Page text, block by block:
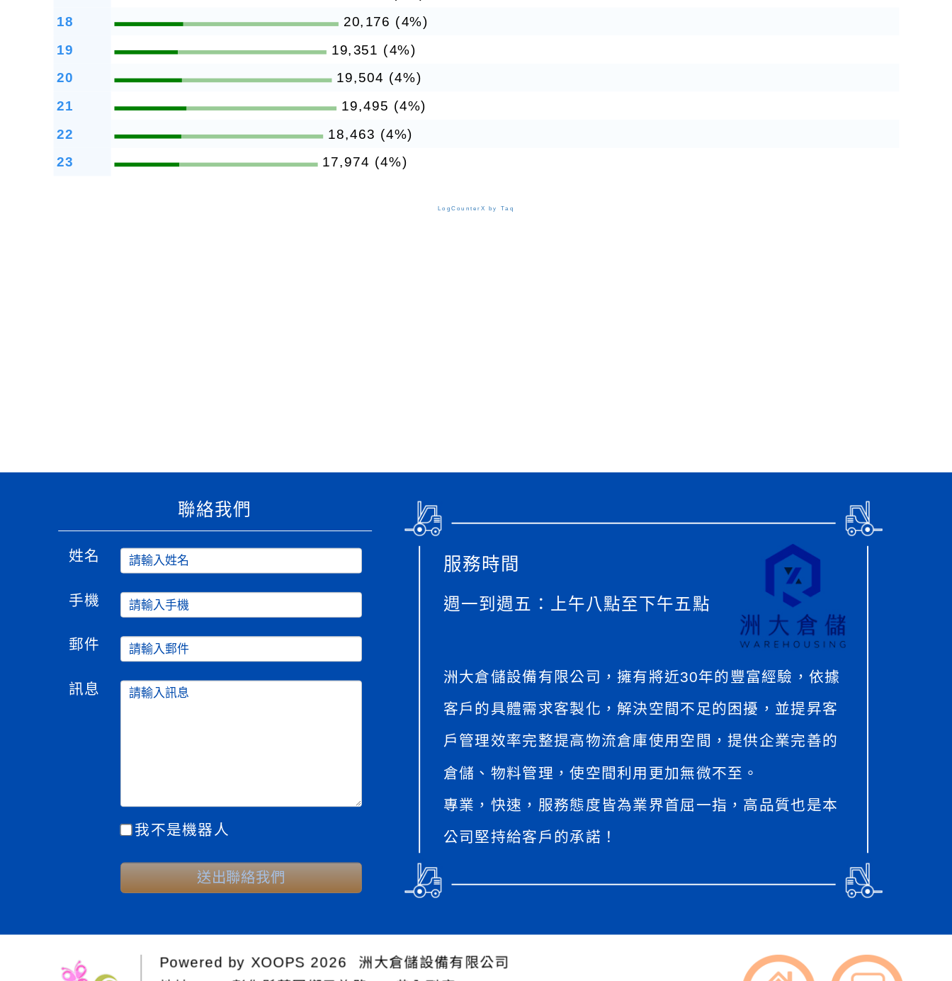
18
20,176 (4%)
19
19,351 (4%)
20
19,504 (4%)
21
19,495 (4%)
22
18,463 (4%)
23
17,974 (4%)
LogCounterX by Taq
聯絡我們
姓名
手機
郵件
訊息
我不是機器人
送出聯絡我們
服務時間
週一到週五：上午八點至下午五點
洲大倉儲設備有限公司，擁有將近30年的豐富經驗，依據
客戶的具體需求客製化，解決空間不足的困擾，並提昇客
戶管理效率完整提高物流倉庫使用空間，提供企業完善的
倉儲、物料管理，使空間利用更加無微不至。
專業，快速，服務態度皆為業界首屈一指，高品質也是本
公司堅持給客戶的承諾！
Powered by XOOPS 2026
洲大倉儲設備有限公司